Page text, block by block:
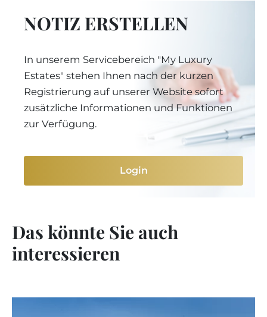
NOTIZ ERSTELLEN
In unserem Servicebereich "My Luxury
Estates" stehen Ihnen nach der kurzen
Registrierung auf unserer Website sofort
zusätzliche Informationen und Funktionen
zur Verfügung.
Login
Das könnte Sie auch
interessieren